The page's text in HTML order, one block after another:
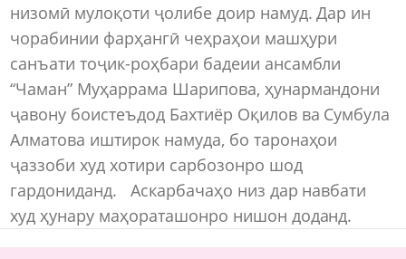
низомӣ мулоқоти ҷолибе доир намуд. Дар ин
чорабинии фарҳангӣ чеҳраҳои машҳури
санъати тоҷик-роҳбари бадеии ансамбли
“Чаман” Муҳаррама Шарипова, ҳунармандони
ҷавону боистеъдод Бахтиёр Оқилов ва Сумбула
Алматова иштирок намуда, бо таронаҳои
ҷаззоби худ хотири сарбозонро шод
гардониданд. Аскарбачаҳо низ дар навбати
худ ҳунару маҳораташонро нишон доданд.